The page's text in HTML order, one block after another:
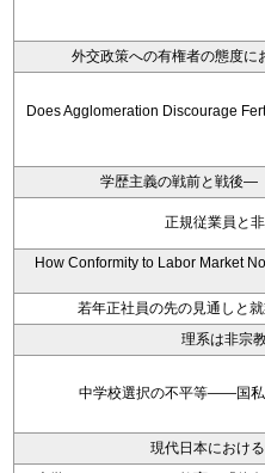
外交政策への有権者の態度
Does Agglomeration Discourage
学歴主義の戦前と戦後―
正規従業員と
How Conformity to Labor Market
若年正社員の先の見通しと
理系は非宗
中学校選択の不平等――国私
現代日本におけ